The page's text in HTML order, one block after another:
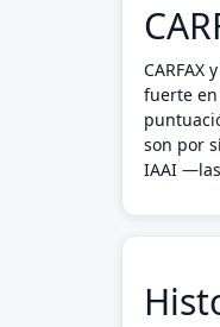
fuerte
son por
IAAI